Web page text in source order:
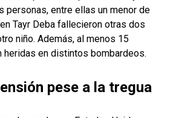
personas, entre ellas un menor de
Tayr Deba fallecieron otras dos
niño. Además, al menos 15
heridas en distintos bombardeos.
pese a la tregua